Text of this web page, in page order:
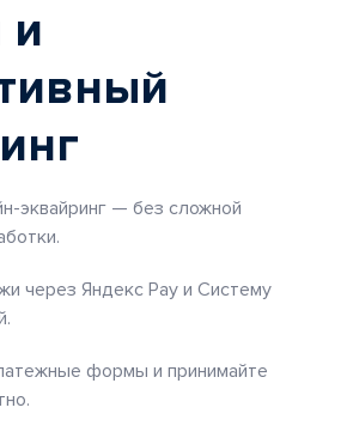
и
эквайринг — без сложной
через Яндекс Pay и Систему
формы и принимайте